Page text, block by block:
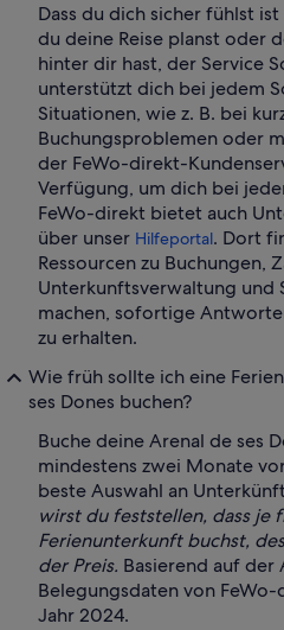
Dass du dich sicher fühlst
du deine Reise planst oder
hinter dir hast, der Service
unterstützt dich bei jedem
Situationen, wie z. B. bei
Buchungsproblemen oder
der FeWo-direkt-
Verfügung, um dich bei
FeWo-direkt bietet auch
über unser Hilfeportal. Dort
Ressourcen zu Buchungen,
Unterkunftsverwaltung und
machen, sofortige
zu erhalten.
Wie früh sollte ich eine
ses Dones buchen?
Buche deine Arenal de ses
mindestens zwei Monate
beste Auswahl an
wirst du feststellen, dass je
Ferienunterkunft buchst,
der Preis. Basierend auf der
Belegungsdaten von
Jahr 2024.